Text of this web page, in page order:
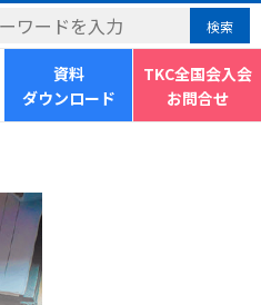
資料
ダウンロード
TKC全国会入会
お問合せ